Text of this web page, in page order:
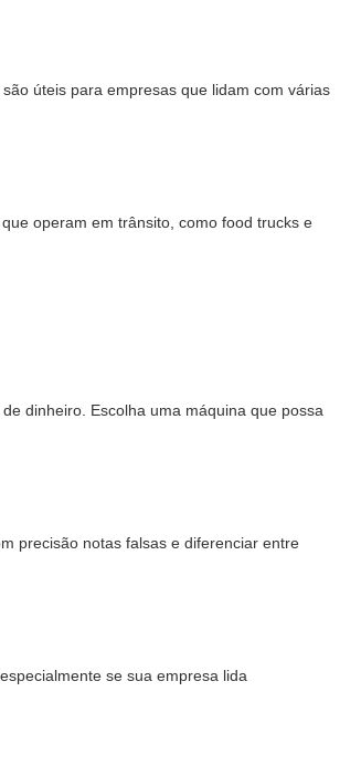
úteis para empresas que lidam com várias
operam em trânsito, como food trucks e
dinheiro. Escolha uma máquina que possa
precisão notas falsas e diferenciar entre
se sua empresa lida